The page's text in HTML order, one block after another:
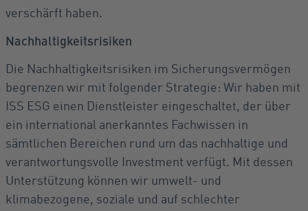
verschärft haben.
Nachhaltigkeitsrisiken
Die Nachhaltigkeitsrisiken im Sicherungsvermögen
begrenzen wir mit folgender Strategie: Wir haben mit
ISS ESG einen Dienstleister eingeschaltet, der über
ein international anerkanntes Fachwissen in
sämtlichen Bereichen rund um das nachhaltige und
verantwortungsvolle Investment verfügt. Mit dessen
Unterstützung können wir umwelt- und
klimabezogene, soziale und auf schlechter